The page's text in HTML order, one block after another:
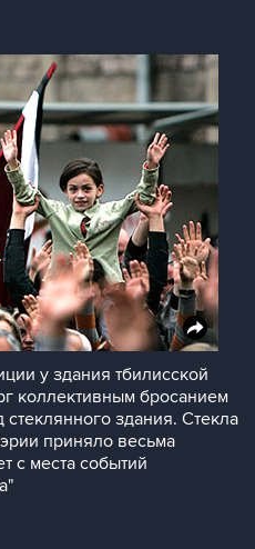
у здания тбилисской
коллективным бросанием
здания. Стекла
приняло весьма
с места событий